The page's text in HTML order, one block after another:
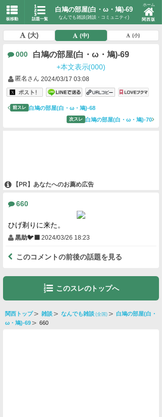
板移動 話題一覧
白鳩の部屋(白・ω・鳩)-69
なんでも雑談(雑談・コミュニティ)
ホーム
関西版
(大) (中) (小)
000 白鳩の部屋(白・ω・鳩)-69
+本文表示(000)
匿名さん 2024/03/17 03:08
前スレ 白鳩の部屋(白・ω・鳩)-68
次スレ 白鳩の部屋(白・ω・鳩)-70
【PR】あなたへのお薦め広告
660
ひげ剃りに来た。
黒助🐦‍⬛ 2024/03/26 18:23
このコメントの前後の話題を見る
このスレのトップへ
関西トップ 雑談 なんでも雑談 (全国) 白鳩の部屋(白・
ω・鳩)-69 660